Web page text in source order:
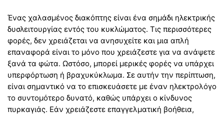
Ένας χαλασμένος διακόπτης είναι ένα σημάδι ηλεκτρικής
δυσλειτουργίας εντός του κυκλώματος. Τις περισσότερες
φορές, δεν χρειάζεται να ανησυχείτε και μια απλή
επαναφορά είναι το μόνο που χρειάζεστε για να ανάψετε
ξανά τα φώτα. Ωστόσο, μπορεί μερικές φορές να υπάρχει
υπερφόρτωση ή βραχυκύκλωμα. Σε αυτήν την περίπτωση,
είναι σημαντικό να το επισκευάσετε με έναν ηλεκτρολόγο
το συντομότερο δυνατό, καθώς υπάρχει ο κίνδυνος
πυρκαγιάς. Εάν χρειάζεστε επαγγελματική βοήθεια,